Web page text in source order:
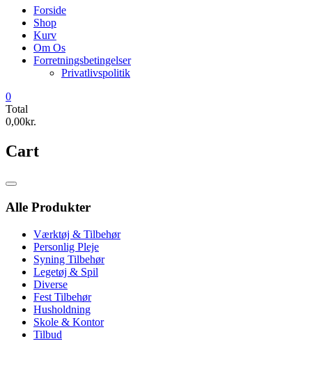
Forside
Shop
Kurv
Om Os
Forretningsbetingelser
Privatlivspolitik
0
Total
0,00kr.
Cart
Catalog
Alle Produkter
Værktøj & Tilbehør
Personlig Pleje
Syning Tilbehør
Legetøj & Spil
Diverse
Fest Tilbehør
Husholdning
Skole & Kontor
Tilbud